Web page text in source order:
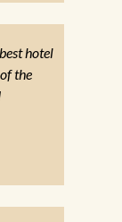
hotel
the